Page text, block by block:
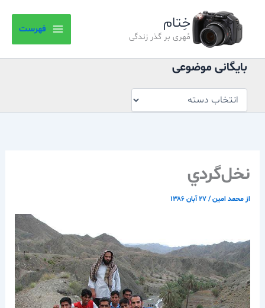
خِتام
مُهری بر گذر زندگی
فهرست
بایگانی موضوعی
موضوعی
نخل‌گردي
از محمد امین/۲۷ آبان ۱۳۸۶